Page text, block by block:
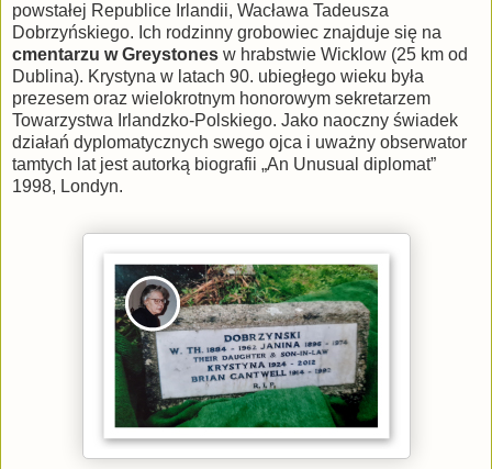
powstałej Republice Irlandii, Wacława Tadeusza
Dobrzyńskiego. Ich rodzinny grobowiec znajduje się na
cmentarzu w Greystones w hrabstwie Wicklow (25 km od
Dublina). Krystyna w latach 90. ubiegłego wieku była
prezesem oraz wielokrotnym honorowym sekretarzem
Towarzystwa Irlandzko-Polskiego. Jako naoczny świadek
działań dyplomatycznych swego ojca i uważny obserwator
tamtych lat jest autorką biografii „An Unusual diplomat”
1998, Londyn.